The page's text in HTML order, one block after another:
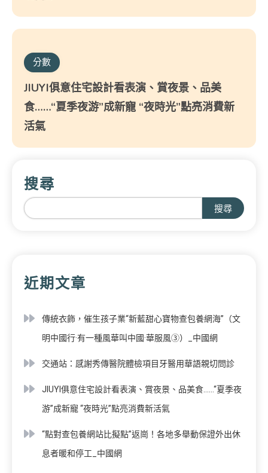
分數
JIUYI俱意住宅設計看表演、賞夜景、品美
食……“夏季夜游”成新寵 “夜時光”點亮消費新
活氣
搜尋
搜尋
近期文章
傳統衣飾，催生孩子業“新藍甜心寶物查包養網海”（文
明中國行·有一種風華叫中國·華服風③）_中國網
交通站：感謝秀傳醫院體檢項目牙醫用華語親切問診
JIUYI俱意住宅設計看表演、賞夜景、品美食……“夏季夜
游”成新寵 “夜時光”點亮消費新活氣
“點對查包養網站比擬點”返崗！各地多舉動保證外出休
息者暖和停工_中國網